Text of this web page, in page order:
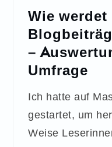
Wie
–
Umfrage
Ich hatte auf
gestartet, um
Weise